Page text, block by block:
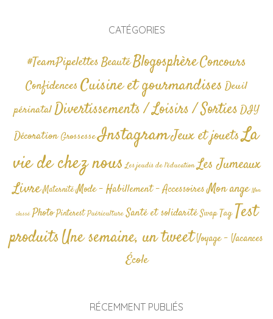
CATÉGORIES
#TeamPipelettesBeautéBlogosphèreConcours
Confidences Cuisine et gourmandises Deuil
périnatalDivertissements / Loisirs / SortiesDIY
Décoration GrossesseInstagramJeux et jouetsLa
vie de chez nous Les jeudis de l'éducation Les Jumeaux
Livre Maternité Mode - Habillement - AccessoiresMon ange Non
classé Photo Pinterest Puériculture Santé et solidarité Swap TagTest
produitsUne semaine, un tweetVoyage - Vacances
École
RÉCEMMENT PUBLIÉS